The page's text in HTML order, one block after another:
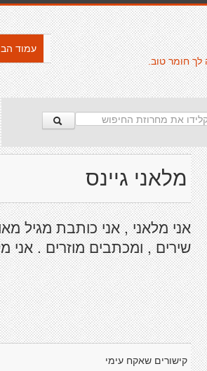
עמוד
לך חומר טוב.
מלאני גיינס
אני מלאני , אני כותבת מגיל
שירים , ומכתבים מוזרים . אני
קישורים שאקח עימי